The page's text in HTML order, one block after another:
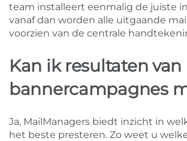
team installeert eenmalig de juiste
vanaf dan worden alle uitgaande
voorzien van de centrale
Kan ik resultaten
bannercampagnes
Ja, MailManagers biedt inzicht in
het beste presteren. Zo weet u